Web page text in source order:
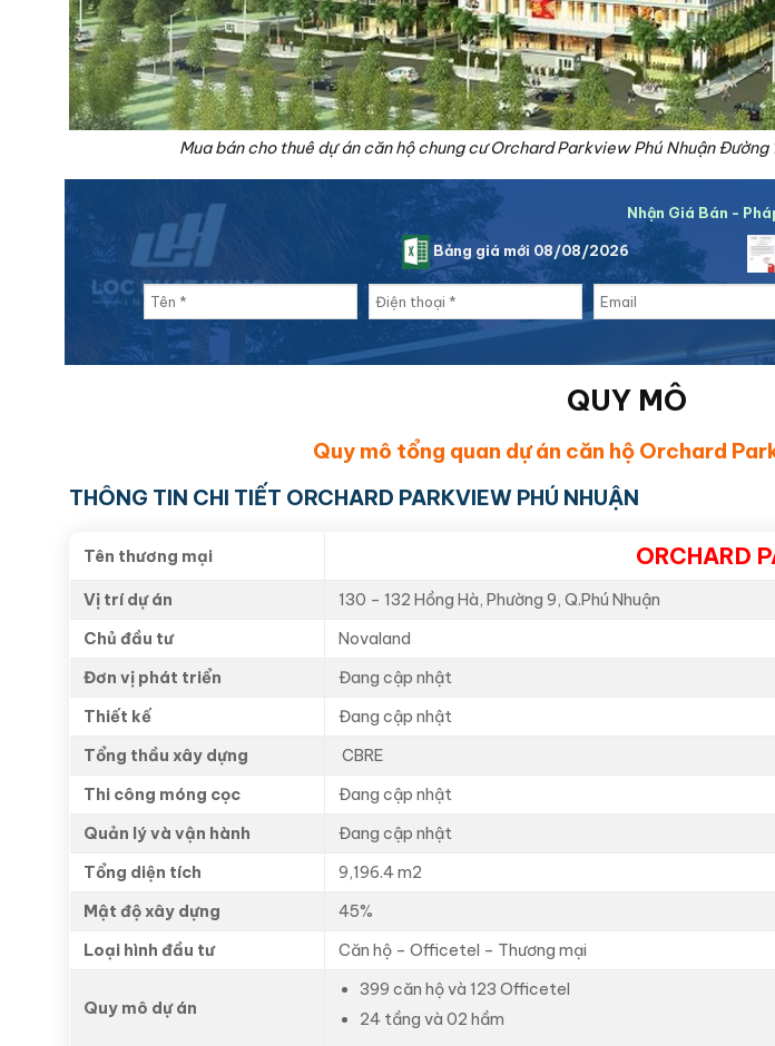
Mua bán cho thuê dự án căn hộ chung cư Orchard Parkview Phú Nhuận
Nhận Giá Bán -
Bảng giá mới 08/08/2026
QUY MÔ
Quy mô tổng quan dự án căn hộ Orchard
THÔNG TIN CHI TIẾT ORCHARD PARKVIEW PHÚ NHUẬN
Tên thương mại ORCHARD
Vị trí dự án
130 – 132 Hồng Hà, Phường 9, Q.Phú Nhuận
Chủ đầu tư
Novaland
Đơn vị phát triển
Đang cập nhật
Thiết kế
Đang cập nhật
Tổng thầu xây dựng
CBRE
Thi công móng cọc
Đang cập nhật
Quản lý và vận hành
Đang cập nhật
Tổng diện tích
9,196.4 m2
Mật độ xây dựng
45%
Loại hình đầu tư
Căn hộ – Officetel – Thương mại
Quy mô dự án
399 căn hộ và 123 Officetel
24 tầng và 02 hầm